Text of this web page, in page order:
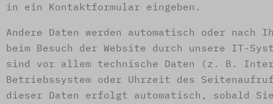
in ein Kontaktformular eingeben.
Andere Daten werden automatisch oder
beim Besuch der Website durch unsere IT-
sind vor allem technische Daten (z. B.
Betriebssystem oder Uhrzeit des
dieser Daten erfolgt automatisch, sobald